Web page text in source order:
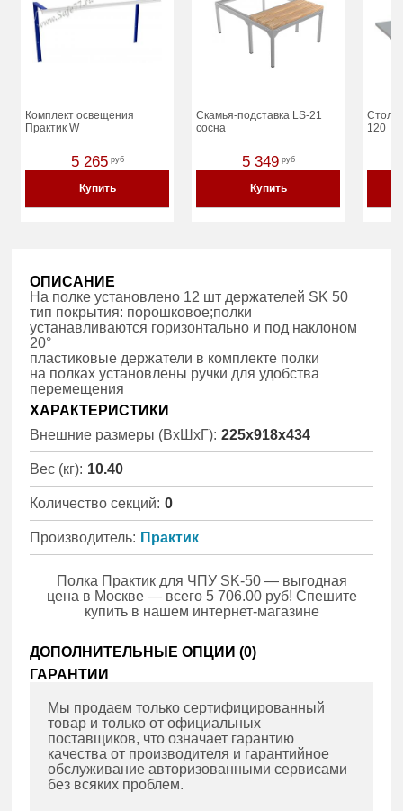
Комплект освещения
Практик W
5 265 руб
Купить
Скамья-подставка LS-21
сосна
5 349 руб
Купить
120
ОПИСАНИЕ
На полке установлено 12 шт держателей SK 50
тип покрытия: порошковое;полки
устанавливаются горизонтально и под наклоном
20°
пластиковые держатели в комплекте полки
на полках установлены ручки для удобства
перемещения
ХАРАКТЕРИСТИКИ
Внешние размеры (ВхШхГ): 225x918x434
Вес (кг): 10.40
Количество секций: 0
Производитель: Практик
Полка Практик для ЧПУ SK-50 — выгодная
цена в Москве — всего 5 706.00 руб! Спешите
купить в нашем интернет-магазине
ДОПОЛНИТЕЛЬНЫЕ ОПЦИИ (0)
ГАРАНТИИ
Мы продаем только сертифицированный
товар и только от официальных
поставщиков, что означает гарантию
качества от производителя и гарантийное
обслуживание авторизованными сервисами
без всяких проблем.